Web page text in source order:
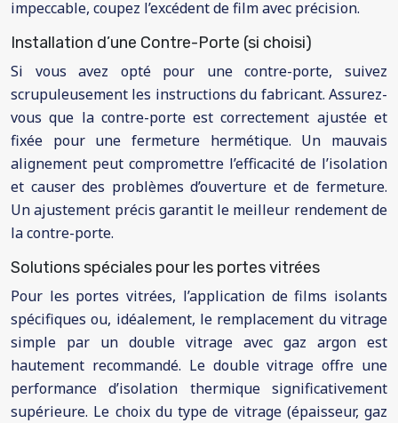
impeccable, coupez l’excédent de film avec précision.
Installation d’une Contre-Porte (si choisi)
Si vous avez opté pour une contre-porte, suivez
scrupuleusement les instructions du fabricant. Assurez-
vous que la contre-porte est correctement ajustée et
fixée pour une fermeture hermétique. Un mauvais
alignement peut compromettre l’efficacité de l’isolation
et causer des problèmes d’ouverture et de fermeture.
Un ajustement précis garantit le meilleur rendement de
la contre-porte.
Solutions spéciales pour les portes vitrées
Pour les portes vitrées, l’application de films isolants
spécifiques ou, idéalement, le remplacement du vitrage
simple par un double vitrage avec gaz argon est
hautement recommandé. Le double vitrage offre une
performance d’isolation thermique significativement
supérieure. Le choix du type de vitrage (épaisseur, gaz